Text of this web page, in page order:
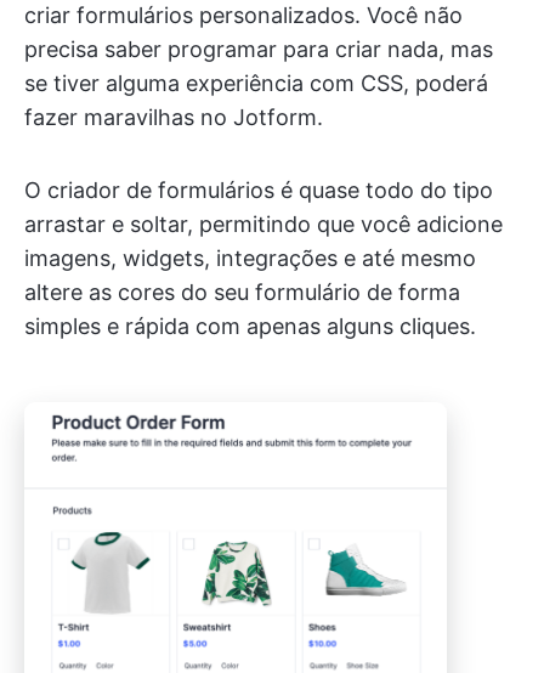
criar formulários personalizados. Você não
precisa saber programar para criar nada, mas
se tiver alguma experiência com CSS, poderá
fazer maravilhas no Jotform.
O criador de formulários é quase todo do tipo
arrastar e soltar, permitindo que você adicione
imagens, widgets, integrações e até mesmo
altere as cores do seu formulário de forma
simples e rápida com apenas alguns cliques.